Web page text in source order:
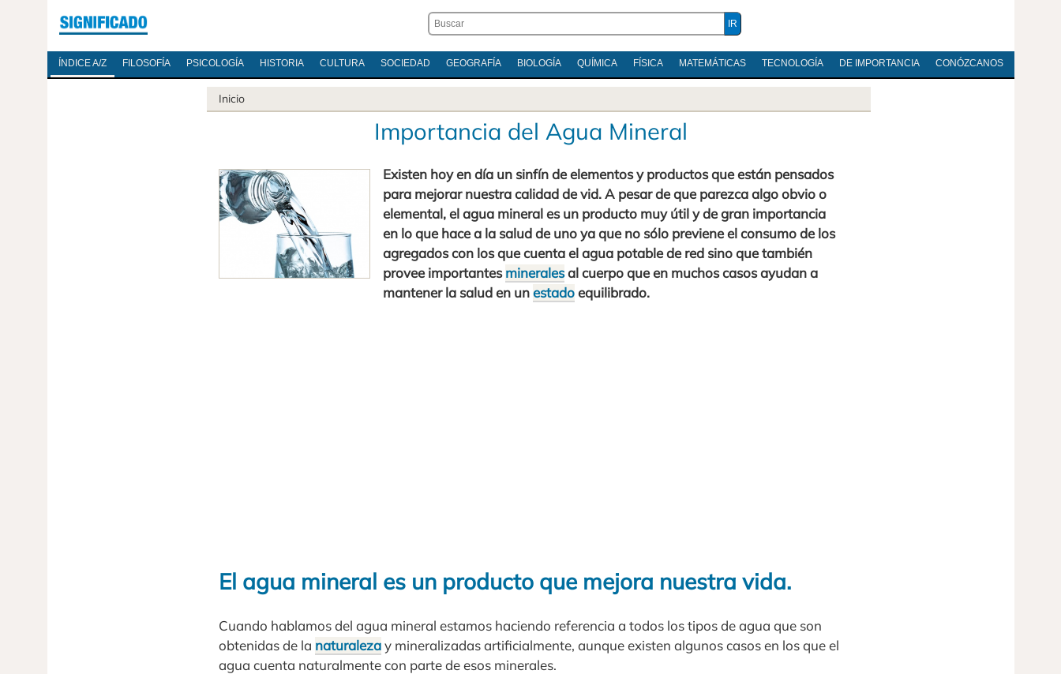
ÍNDICE A/Z FILOSOFÍA PSICOLOGÍA HISTORIA CULTURA SOCIEDAD GEOGRAFÍA BIOLOGÍA QUÍMICA FÍSICA MATEMÁTICAS TECNOLOGÍA DE IMPORTANCIA CONÓZCANOS
Inicio
Importancia del Agua Mineral
Existen hoy en día un sinfín de elementos y productos que están pensados
para mejorar nuestra calidad de vid. A pesar de que parezca algo obvio o
elemental, el agua mineral es un producto muy útil y de gran importancia
en lo que hace a la salud de uno ya que no sólo previene el consumo de los
agregados con los que cuenta el agua potable de red sino que también
provee importantesmineralesal cuerpo que en muchos casos ayudan a
mantener la salud en unestadoequilibrado.
El agua mineral es un producto que mejora nuestra vida.
Cuando hablamos del agua mineral estamos haciendo referencia a todos los tipos de agua que son
obtenidas de la naturalezay mineralizadas artificialmente, aunque existen algunos casos en los que el
agua cuenta naturalmente con parte de esos minerales.